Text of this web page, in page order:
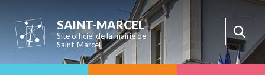
SAINT-MARCEL
Site officiel de la mairie de
Saint-Marcel